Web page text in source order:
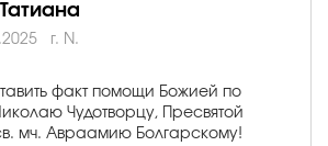
г. N.
факт помощи Божией по
Чудотворцу, Пресвятой
мч. Авраамию Болгарскому!